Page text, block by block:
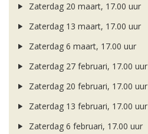
Zaterdag 20 maart, 17.00 uur
Zaterdag 13 maart, 17.00 uur
Zaterdag 6 maart, 17.00 uur
Zaterdag 27 februari, 17.00 uur
Zaterdag 20 februari, 17.00 uur
Zaterdag 13 februari, 17.00 uur
Zaterdag 6 februari, 17.00 uur